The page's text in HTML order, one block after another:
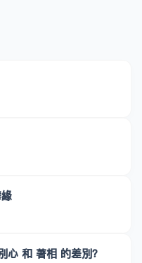
心 和 著相 的差別？